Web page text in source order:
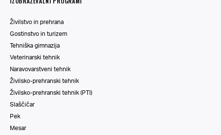
Živilstvo in prehrana
Gostinstvo in turizem
Tehniška gimnazija
Veterinarski tehnik
Naravovarstveni tehnik
Živilsko-prehranski tehnik
Živilsko-prehranski tehnik (PTI)
Slaščičar
Pek
Mesar